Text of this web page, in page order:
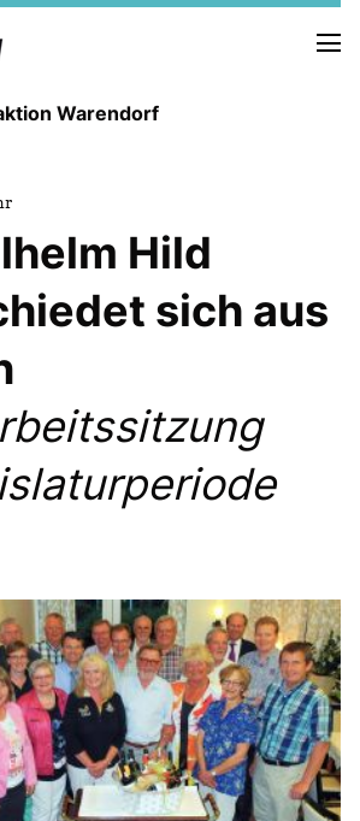
Warendorf
PRESSE U. NEUIGKEITEN
REDEN UND ANTRÄGE
FRAKTIONSVORSTAND
DER CDU-FRAKTION
BAUAUSSCHUSS
FINANZAUSSCHUSS
KREISAUSSCHUSS
KREISWAHLAUSSCHUSS
POLIZEIBEIRAT
RECHNUNGSPRÜFUNG
FÜR SOZIALES UND GESUNDHEIT
Hild
sich aus